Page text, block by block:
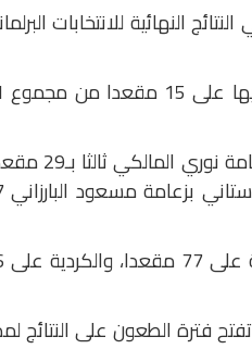
النهائية للانتخابات
وتصدر
وحل حزب "تقدم" بزعامة محمد الحلبوسي ثانيا بـ36 مقعدا،
و"صادقون"
وبالمجمل
في التصويت بلغت نحو 56%، على أن تفتح فترة الطعون على